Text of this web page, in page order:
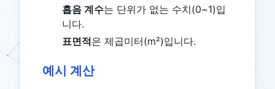
흡음 계수는 단위가 없는 수치(0~1)입
니다.
표면적은 제곱미터(m²)입니다.
예시 계산